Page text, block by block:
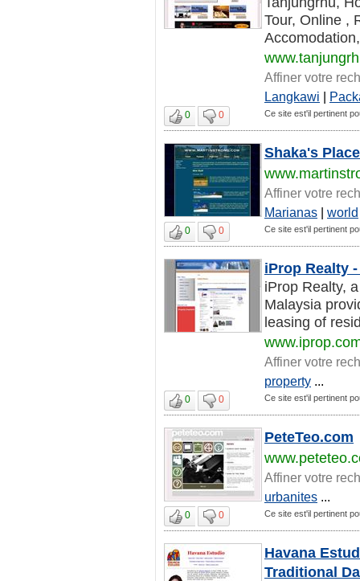
Tour, Online ,
Affiner votre
Langkawi |
0 0 Ce site est'il pertinent
Shaka's Place
Affiner votre
Marianas | world
0 0 Ce site est'il pertinent
iProp Realty
iProp Realty,
Malaysia
leasing of
Affiner votre
property ...
0 0 Ce site est'il pertinent
PeteTeo.com
Affiner votre
urbanites ...
0 0 Ce site est'il pertinent
Havana
Traditional